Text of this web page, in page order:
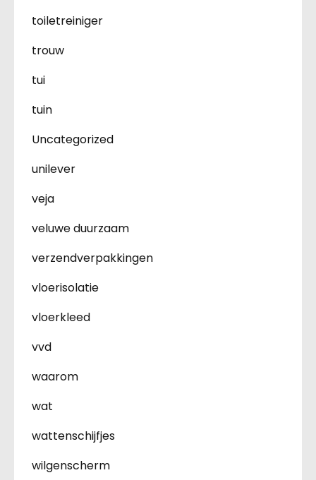
toiletreiniger
trouw
tui
tuin
Uncategorized
unilever
veja
veluwe duurzaam
verzendverpakkingen
vloerisolatie
vloerkleed
vvd
waarom
wat
wattenschijfjes
wilgenscherm